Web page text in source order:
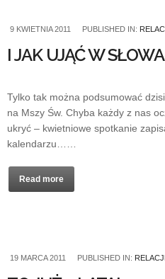
9 KWIETNIA 2011 PUBLISHED IN:
I JAK UJĄĆ W
Tylko tak można podsumować
na Mszy Św. Chyba każdy z nas
ukryć – kwietniowe spotkanie
kalendarzu……
Read more
19 MARCA 2011 PUBLISHED IN: